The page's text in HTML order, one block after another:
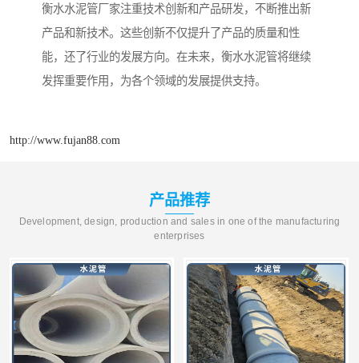
衡水水泥管厂家注重技术创新和产品研发，不断推出新
产品和新技术。这些创新不仅提升了产品的质量和性
能，还了行业的发展方向。在未来，衡水水泥管将继续
发挥重要作用，为各个领域的发展提供支持。
http://www.fujan88.com
产品推荐
Development, design, production and sales in one of the manufacturing
enterprises